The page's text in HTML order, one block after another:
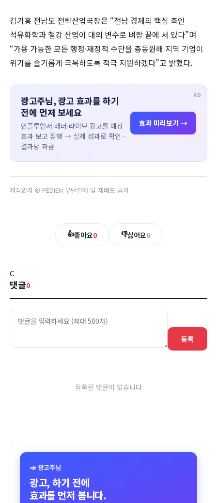
김기홍 전남도 전략산업국장은 “전남 경제의 핵심 축인
석유화학과 철강 산업이 대외 변수로 벼랑 끝에 서 있다”며
“가용 가능한 모든 행정·재정적 수단을 총동원해 지역 기업이
위기를 슬기롭게 극복하도록 적극 지원하겠다”고 밝혔다.
AD
광고주님, 광고 효과를 하기
전에 먼저 보세요
인플루언서·배너·라이브 광고를 예상
효과 보고 집행 → 실제 성과로 확인 ·
결과당 과금
효과 미리보기 →
저작권자 © PEDIEN 무단전재 및 재배포 금지
👍좋아요0 👎싫어요0
C
댓글0
등록
등록된 댓글이 없습니다
📣 광고주님
광고, 하기 전에
효과를 먼저 봅니다.